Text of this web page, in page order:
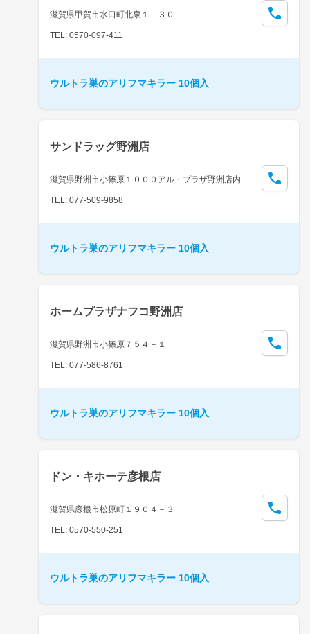
滋賀県甲賀市水口町北泉１－３０
TEL: 0570-097-411
ウルトラ巣のアリフマキラー 10個入
サンドラッグ野洲店
滋賀県野洲市小篠原１０００アル・プラザ野洲店内
TEL: 077-509-9858
ウルトラ巣のアリフマキラー 10個入
ホームプラザナフコ野洲店
滋賀県野洲市小篠原７５４－１
TEL: 077-586-8761
ウルトラ巣のアリフマキラー 10個入
ドン・キホーテ彦根店
滋賀県彦根市松原町１９０４－３
TEL: 0570-550-251
ウルトラ巣のアリフマキラー 10個入